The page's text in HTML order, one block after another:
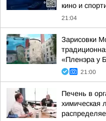
кино и
21:04
Зарисовки
«Пленэра у
21:00
Печень в
химическая